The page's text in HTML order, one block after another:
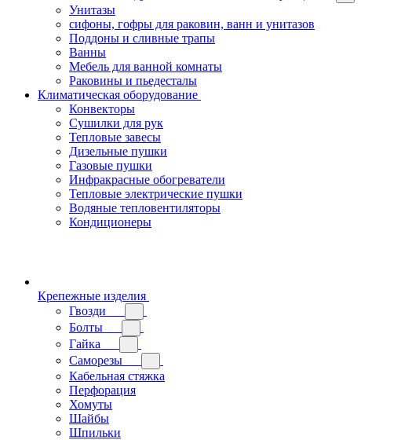
Унитазы
сифоны, гофры для раковин, ванн и унитазов
Поддоны и сливные трапы
Ванны
Мебель для ванной комнаты
Раковины и пьедесталы
Климатическая оборудование
Конвекторы
Сушилки для рук
Тепловые завесы
Дизельные пушки
Газовые пушки
Инфракрасные обогреватели
Тепловые электрические пушки
Водяные тепловентиляторы
Кондиционеры
Крепежные изделия
Гвозди
Болты
Гайка
Саморезы
Кабельная стяжка
Перфорация
Хомуты
Шайбы
Шпильки